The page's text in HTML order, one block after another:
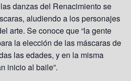
danzas del Renacimiento se
aludiendo a los personajes
arte. Se conoce que “la gente
la elección de las máscaras de
las edades, y en la misma
inicio al baile”.